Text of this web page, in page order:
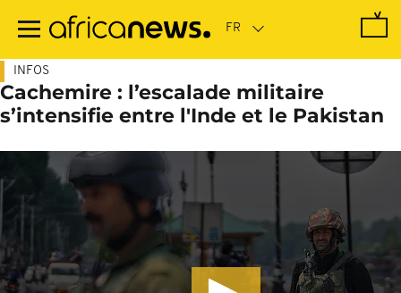
contenu
INFOS
Cachemire : l’escalade militaire
s’intensifie entre l'Inde et le Pakistan